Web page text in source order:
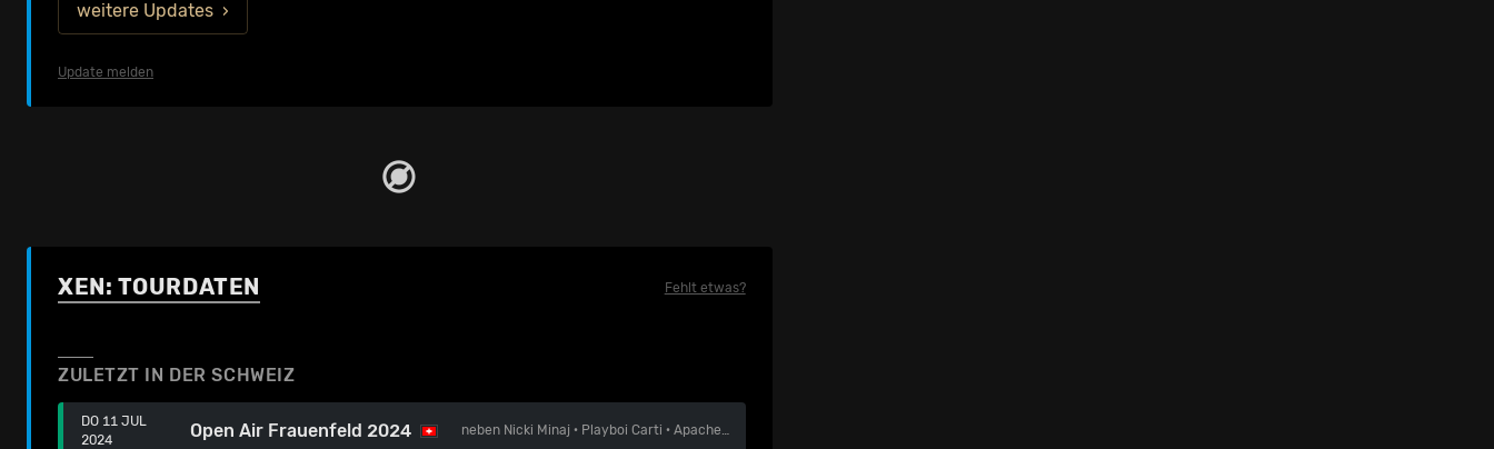
weitere Updates
Update melden
XEN: TOURDATEN Fehlt etwas?
ZULETZT IN DER SCHWEIZ
DO 11 JUL
2024
Open Air Frauenfeld 2024 neben Nicki Minaj· Playboi Carti · Apache 207